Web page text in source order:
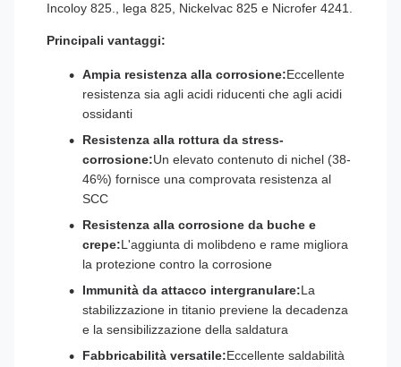
Incoloy 825., lega 825, Nickelvac 825 e Nicrofer 4241.
Principali vantaggi:
Ampia resistenza alla corrosione:Eccellente
resistenza sia agli acidi riducenti che agli acidi
ossidanti
Resistenza alla rottura da stress-
corrosione:Un elevato contenuto di nichel (38-
46%) fornisce una comprovata resistenza al
SCC
Resistenza alla corrosione da buche e
crepe:L'aggiunta di molibdeno e rame migliora
la protezione contro la corrosione
Immunità da attacco intergranulare:La
stabilizzazione in titanio previene la decadenza
e la sensibilizzazione della saldatura
Fabbricabilità versatile:Eccellente saldabilità